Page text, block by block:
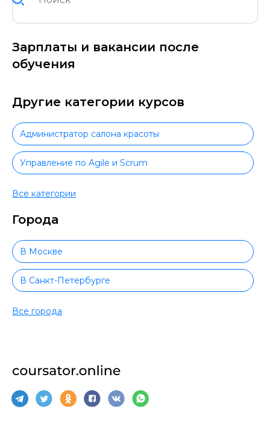
Зарплаты и вакансии после
обучения
Другие категории курсов
Администратор салона красоты
Управление по Agile и Scrum
Антикризисное управление
B2B-продажи
BIM-менеджмент
Директор по персоналу
Финансовый директор
Геймификация
Госзакупки и тендеры
Все категории
Города
В Москве
В Санкт-Петербурге
В Новосибирске
В Нижнем Новгороде
В Казани
Все города